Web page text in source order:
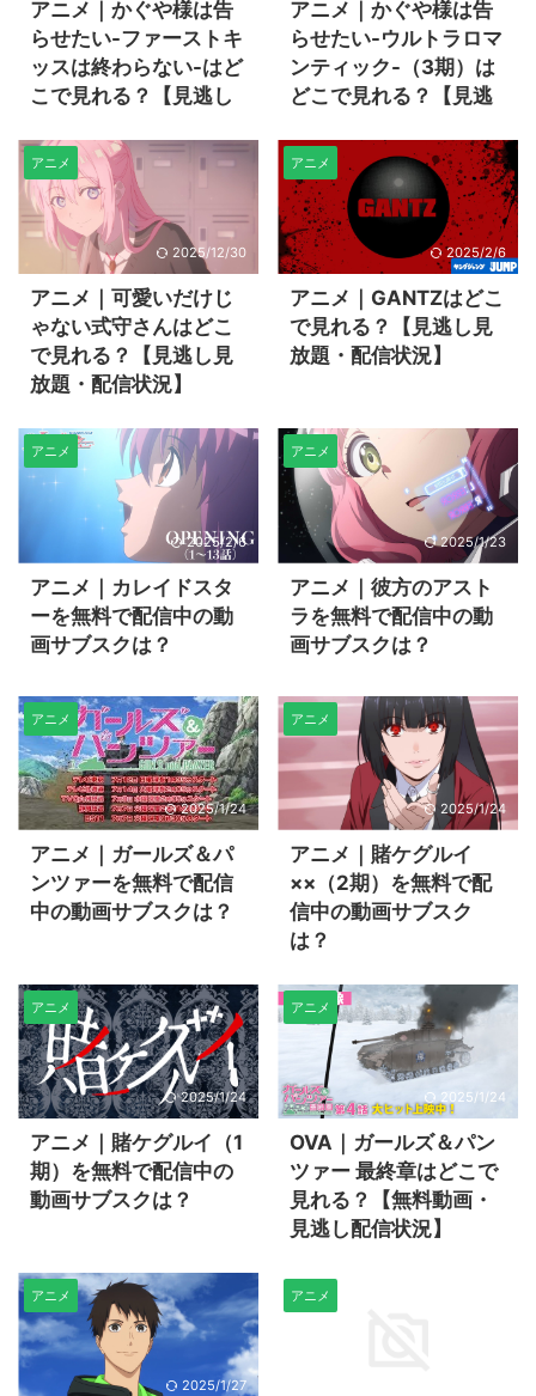
アニメ｜かぐや様は告
らせたい-ファーストキ
ッスは終わらない-はど
こで見れる？【見逃し
アニメ｜かぐや様は告
らせたい-ウルトラロマ
ンティック-（3期）は
どこで見れる？【見逃
アニメ
2025/12/30
アニメ｜可愛いだけじ
ゃない式守さんはどこ
で見れる？【見逃し見
放題・配信状況】
アニメ
2025/2/6
アニメ｜GANTZはどこ
で見れる？【見逃し見
放題・配信状況】
アニメ
2025/2/6
アニメ｜カレイドスタ
ーを無料で配信中の動
画サブスクは？
アニメ
2025/1/23
アニメ｜彼方のアスト
ラを無料で配信中の動
画サブスクは？
アニメ
2025/1/24
アニメ｜ガールズ＆パ
ンツァーを無料で配信
中の動画サブスクは？
アニメ
2025/1/24
アニメ｜賭ケグルイ
××（2期）を無料で配
信中の動画サブスク
は？
アニメ
2025/1/24
アニメ｜賭ケグルイ（1
期）を無料で配信中の
動画サブスクは？
アニメ
2025/1/24
OVA｜ガールズ＆パン
ツァー 最終章はどこで
見れる？【無料動画・
見逃し配信状況】
アニメ
2025/1/27
アニメ